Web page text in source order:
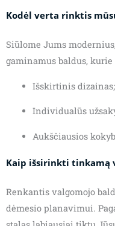
Kodėl verta rinktis
Siūlome Jums
gaminamus baldus,
Išskirtinis dizainas;
Individualūs
Aukščiausios
Kaip išsirinkti tinkamą
Renkantis valgomojo
dėmesio planavimui.